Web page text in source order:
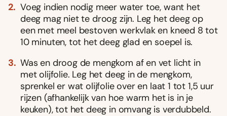
Voeg indien nodig meer water toe, want het
deeg mag niet te droog zijn. Leg het deeg op
een met meel bestoven werkvlak en kneed 8 tot
10 minuten, tot het deeg glad en soepel is.
Was en droog de mengkom af en vet licht in
met olijfolie. Leg het deeg in de mengkom,
sprenkel er wat olijfolie over en laat 1 tot 1,5 uur
rijzen (afhankelijk van hoe warm het is in je
keuken), tot het deeg in omvang is verdubbeld.